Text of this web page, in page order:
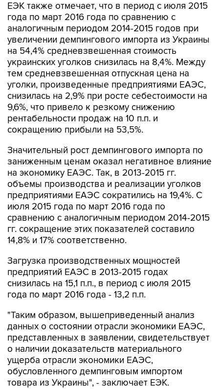
ЕЭК также отмечает, что в период с июля 2015
года по март 2016 года по сравнению с
аналогичным периодом 2014-2015 годов при
увеличении демпингового импорта из Украины
на 54,4% средневзвешенная стоимость
украинских уголков снизилась на 8,4%. Между
тем средневзвешенная отпускная цена на
уголки, произведенные предприятиями ЕАЭС,
снизилась на 2,9% при росте себестоимости на
9,6%, что привело к резкому снижению
рентабельности продаж на 10 п.п. и
сокращению прибыли на 53,5%.
Значительный рост демпингового импорта по
заниженным ценам оказал негативное влияние
на экономику ЕАЭС. Так, в 2013-2015 гг.
объемы производства и реализации уголков
предприятиями ЕАЭС сократились на 19,4%. С
июля 2015 года по март 2016 года по
сравнению с аналогичным периодом 2014-2015
гг. сокращение этих показателей составило
14,8% и 17% соответственно.
Загрузка производственных мощностей
предприятий ЕАЭС в 2013-2015 годах
снизилась на 15,1 п.п., в период с июля 2015
года по март 2016 года - 13,2 п.п.
"Таким образом, вышеприведенный анализ
данных о состоянии отрасли экономики ЕАЭС,
представленных в заявлении, свидетельствует
о наличии доказательств материального
ущерба отрасли экономики ЕАЭС,
обусловленного демпинговым импортом
товара из Украины", - заключает ЕЭК.